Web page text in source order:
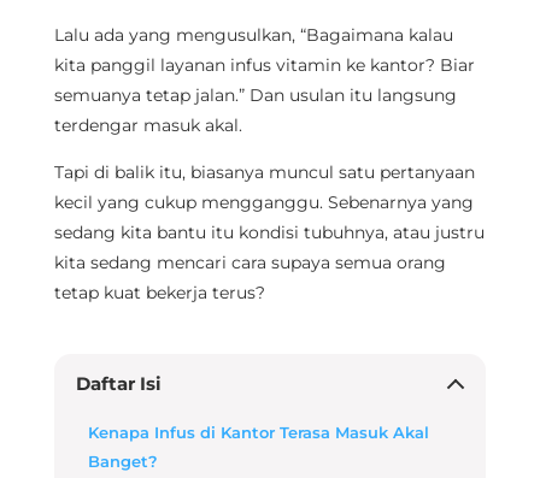
Lalu ada yang mengusulkan, “Bagaimana kalau
kita panggil layanan infus vitamin ke kantor? Biar
semuanya tetap jalan.” Dan usulan itu langsung
terdengar masuk akal.
Tapi di balik itu, biasanya muncul satu pertanyaan
kecil yang cukup mengganggu. Sebenarnya yang
sedang kita bantu itu kondisi tubuhnya, atau justru
kita sedang mencari cara supaya semua orang
tetap kuat bekerja terus?
Daftar Isi
Kenapa Infus di Kantor Terasa Masuk Akal
Banget?